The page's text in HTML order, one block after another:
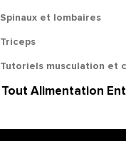
Spinaux et lombaires
Triceps
Tutoriels musculation et
ToutAlimentation